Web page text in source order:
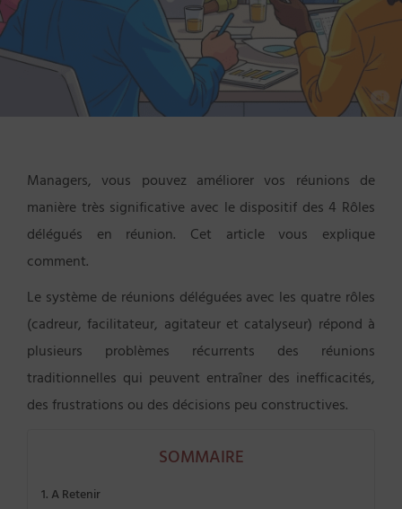
Managers, vous pouvez améliorer vos réunions de
manière très significative avec le dispositif des 4 Rôles
délégués en réunion. Cet article vous explique
comment.
Le système de réunions déléguées avec les quatre rôles
(cadreur, facilitateur, agitateur et catalyseur) répond à
plusieurs problèmes récurrents des réunions
traditionnelles qui peuvent entraîner des inefficacités,
des frustrations ou des décisions peu constructives.
SOMMAIRE
A Retenir